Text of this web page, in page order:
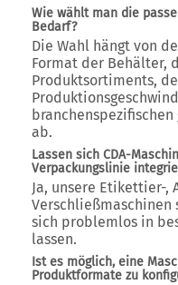
Wie wählt man die
Bedarf?
Die Wahl hängt von
Format der Behälter,
Produktsortiments,
ab.
Lassen sich CDA-
Verpackungslinie
Ja, unsere Etikettier-,
Verschließmaschinen
sich problemlos in
lassen.
Ist es möglich, eine
Produktformate zu